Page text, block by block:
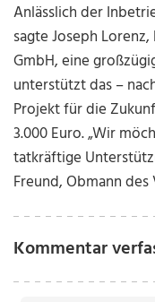
Anlässlich der
sagte Joseph
GmbH, eine
unterstützt das –
Projekt für die
3.000 Euro. „Wir
tatkräftige
Freund, Obmann
Kommentar